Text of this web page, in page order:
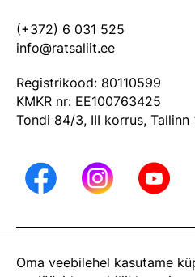
(+372) 6 031 525
info@ratsaliit.ee
Registrikood: 80110599
KMKR nr: EE100763425
Tondi 84/3, III korrus, Tallinn
Eesti Ratsaspordi Liit on
Oma veebilehel kasutame